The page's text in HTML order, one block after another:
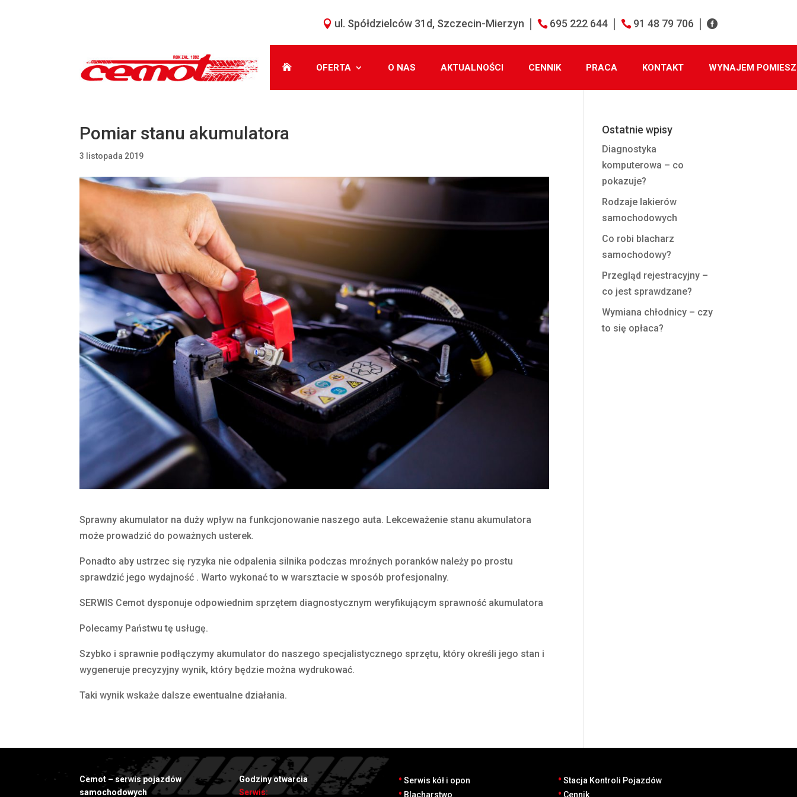
ul. Spółdzielców 31d, Szczecin-Mierzyn 695 222 644 91 48 79 706
OFERTA O NAS AKTUALNOŚCI CENNIK PRACA KONTAKT WYNAJEM
Pomiar stanu akumulatora
3 listopada 2019
Sprawny akumulator na duży wpływ na funkcjonowanie naszego auta. Lekceważenie stanu akumulatora
może prowadzić do poważnych usterek.
Ponadto aby ustrzec się ryzyka nie odpalenia silnika podczas mroźnych poranków należy po prostu
sprawdzić jego wydajność . Warto wykonać to w warsztacie w sposób profesjonalny.
SERWIS Cemot dysponuje odpowiednim sprzętem diagnostycznym weryfikującym sprawność akumulatora
Polecamy Państwu tę usługę.
Szybko i sprawnie podłączymy akumulator do naszego specjalistycznego sprzętu, który określi jego stan i
wygeneruje precyzyjny wynik, który będzie można wydrukować.
Taki wynik wskaże dalsze ewentualne działania.
Ostatnie wpisy
Diagnostyka
komputerowa – co
pokazuje?
Rodzaje lakierów
samochodowych
Co robi blacharz
samochodowy?
Przegląd rejestracyjny –
co jest sprawdzane?
Wymiana chłodnicy – czy
to się opłaca?
Cemot – serwis pojazdów
samochodowych
Godziny otwarcia
Serwis:
• Serwis kół i opon
• Blacharstwo
• Stacja Kontroli Pojazdów
• Cennik